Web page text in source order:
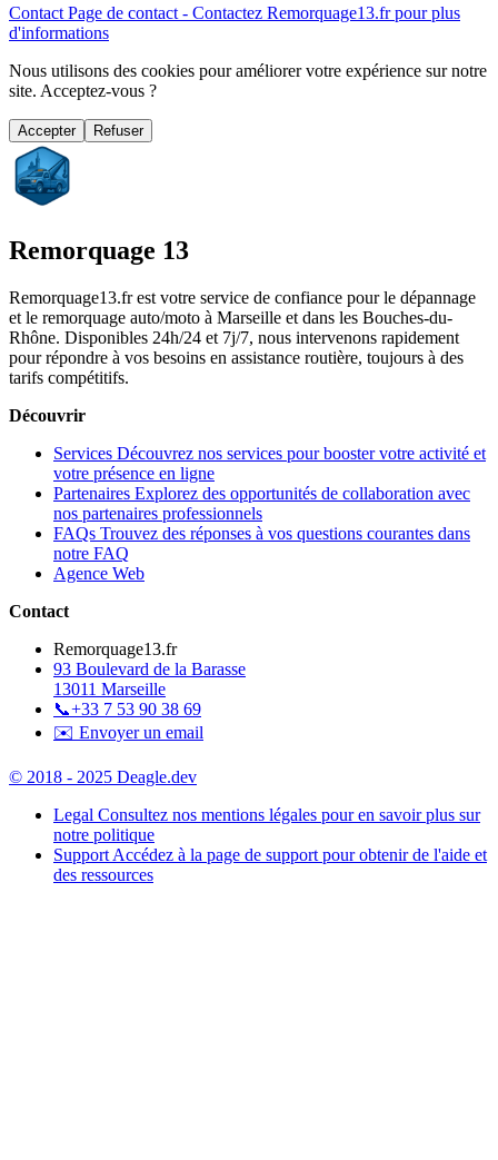
Contact Page de contact - Contactez Remorquage13.fr pour plus
d'informations
Nous utilisons des cookies pour améliorer votre expérience sur notre
site. Acceptez-vous ?
Accepter Refuser
Remorquage 13
Remorquage13.fr est votre service de confiance pour le dépannage
et le remorquage auto/moto à Marseille et dans les Bouches-du-
Rhône. Disponibles 24h/24 et 7j/7, nous intervenons rapidement
pour répondre à vos besoins en assistance routière, toujours à des
tarifs compétitifs.
Découvrir
Services Découvrez nos services pour booster votre activité et
votre présence en ligne
Partenaires Explorez des opportunités de collaboration avec
nos partenaires professionnels
FAQs Trouvez des réponses à vos questions courantes dans
notre FAQ
Agence Web
Contact
Remorquage13.fr
93 Boulevard de la Barasse
13011 Marseille
📞+33 7 53 90 38 69
✉️ Envoyer un email
© 2018 - 2025 Deagle.dev
Legal Consultez nos mentions légales pour en savoir plus sur
notre politique
Support Accédez à la page de support pour obtenir de l'aide et
des ressources